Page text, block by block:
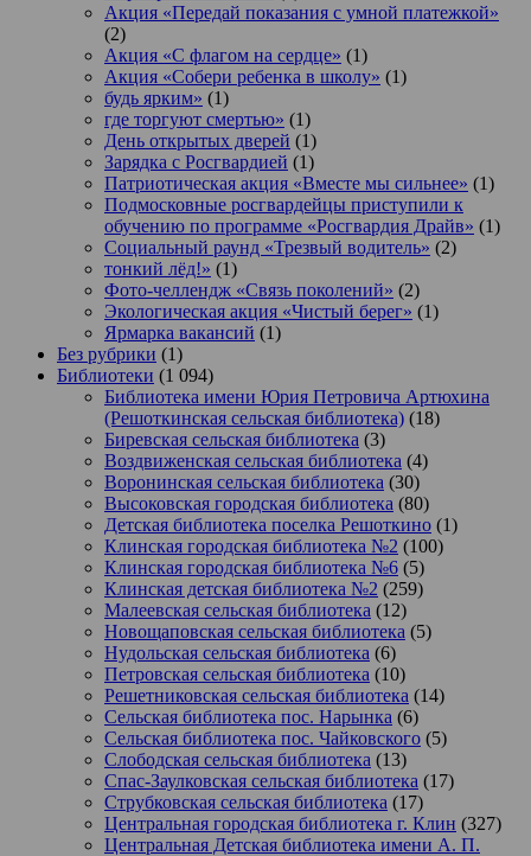
Акция «Передай показания с умной платежкой»
(2)
Акция «С флагом на сердце» (1)
Акция «Собери ребенка в школу» (1)
будь ярким» (1)
где торгуют смертью» (1)
День открытых дверей (1)
Зарядка с Росгвардией (1)
Патриотическая акция «Вместе мы сильнее» (1)
Подмосковные росгвардейцы приступили к
обучению по программе «Росгвардия Драйв» (1)
Социальный раунд «Трезвый водитель» (2)
тонкий лёд!» (1)
Фото-челлендж «Связь поколений» (2)
Экологическая акция «Чистый берег» (1)
Ярмарка вакансий (1)
Без рубрики (1)
Библиотеки (1 094)
Библиотека имени Юрия Петровича Артюхина
(Решоткинская сельская библиотека) (18)
Биревская сельская библиотека (3)
Воздвиженская сельская библиотека (4)
Воронинская сельская библиотека (30)
Высоковская городская библиотека (80)
Детская библиотека поселка Решоткино (1)
Клинская городская библиотека №2 (100)
Клинская городская библиотека №6 (5)
Клинская детская библиотека №2 (259)
Малеевская сельская библиотека (12)
Новощаповская сельская библиотека (5)
Нудольская сельская библиотека (6)
Петровская сельская библиотека (10)
Решетниковская сельская библиотека (14)
Сельская библиотека пос. Нарынка (6)
Сельская библиотека пос. Чайковского (5)
Слободская сельская библиотека (13)
Спас-Заулковская сельская библиотека (17)
Струбковская сельская библиотека (17)
Центральная городская библиотека г. Клин (327)
Центральная Детская библиотека имени А. П.